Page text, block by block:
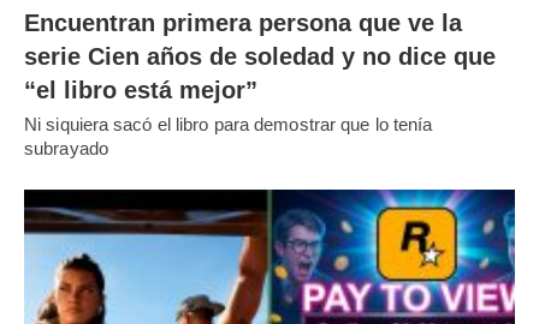
Encuentran primera persona que ve la
serie Cien años de soledad y no dice que
“el libro está mejor”
Ni siquiera sacó el libro para demostrar que lo tenía
subrayado